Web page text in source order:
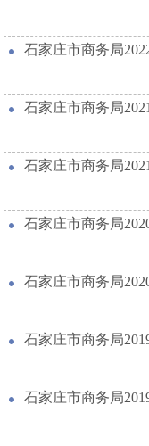
石家庄市商务局
石家庄市商务局
石家庄市商务局
石家庄市商务局
石家庄市商务局
石家庄市商务局
石家庄市商务局